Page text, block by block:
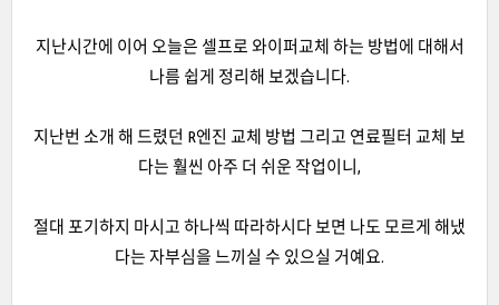
지난시간에 이어 오늘은 셀프로 와이퍼교체 하는 방법에 대해서
나름 쉽게 정리해 보겠습니다.
지난번 소개 해 드렸던 R엔진 교체 방법 그리고 연료필터 교체 보
다는 훨씬 아주 더 쉬운 작업이니,
절대 포기하지 마시고 하나씩 따라하시다 보면 나도 모르게 해냈
다는 자부심을 느끼실 수 있으실 거예요.